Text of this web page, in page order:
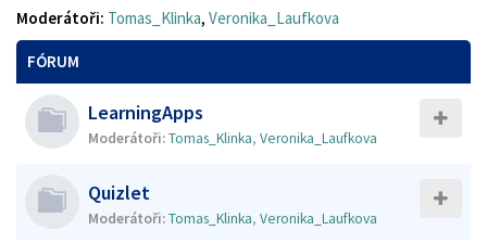
Moderátoři: Tomas_Klinka, Veronika_Laufkova
FÓRUM
LearningApps
Moderátoři:Tomas_Klinka, Veronika_Laufkova
Quizlet
Moderátoři:Tomas_Klinka, Veronika_Laufkova